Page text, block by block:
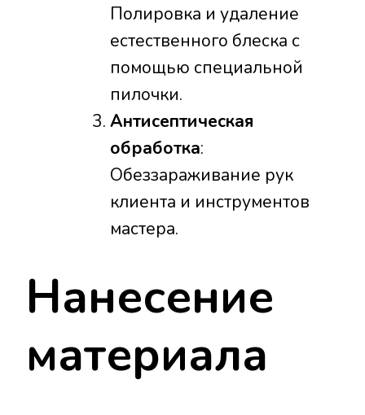
Полировка и удаление
естественного блеска с
помощью специальной
пилочки.
Антисептическая
обработка:
Обеззараживание рук
клиента и инструментов
мастера.
Нанесение
материала